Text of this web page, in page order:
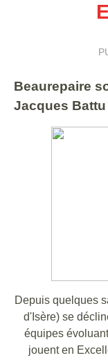
Beaurepaire
Jacques
Depuis quelques
d'Isère) se
équipes
jouent en